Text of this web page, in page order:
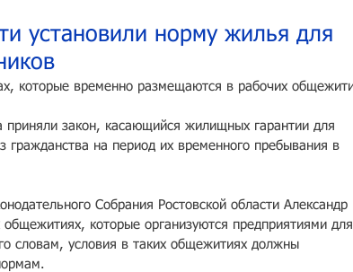
установили норму жилья для
которые временно размещаются в рабочих
приняли закон, касающийся жилищных гарантии для
гражданства на период их временного пребывания в
Собрания Ростовской области Александр
которые организуются предприятиями для
словам, условия в таких общежитиях должны